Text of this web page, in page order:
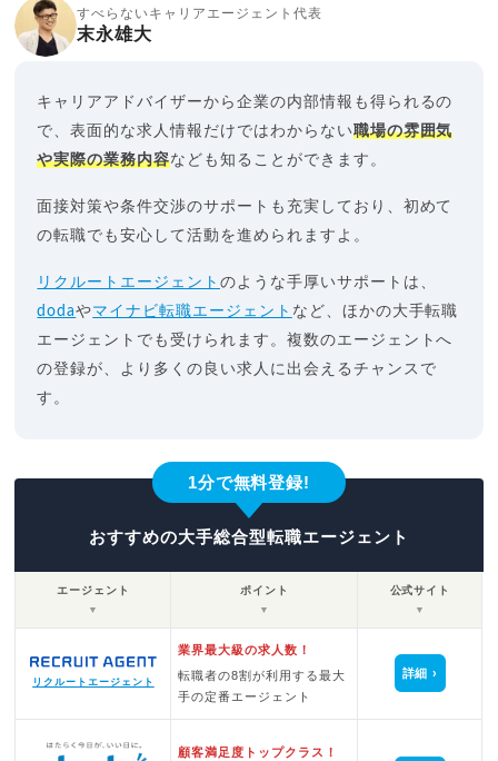
すべらないキャリアエージェント代表
末永雄大
キャリアアドバイザーから企業の内部情報も得られるの
で、表面的な求人情報だけではわからない職場の雰囲気
や実際の業務内容なども知ることができます。
面接対策や条件交渉のサポートも充実しており、初めて
の転職でも安心して活動を進められますよ。
リクルートエージェント のような手厚いサポートは、
dodaやマイナビ転職エージェント など、ほかの大手転職
エージェントでも受けられます。複数のエージェントへ
の登録が、より多くの良い求人に出会えるチャンスで
す。
1分で無料登録!
おすすめの大手総合型転職エージェント
エージェント
▼
ポイント
▼
公式サイト
▼
リクルートエージェント
業界最大級の求人数！
転職者の8割が利用する最大
手の定番エージェント
詳細
顧客満足度トップクラス！